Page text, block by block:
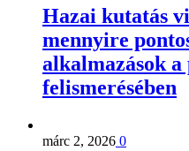
Hazai kutatás
mennyire
alkalmazások
felismerésében
márc 2, 2026 0